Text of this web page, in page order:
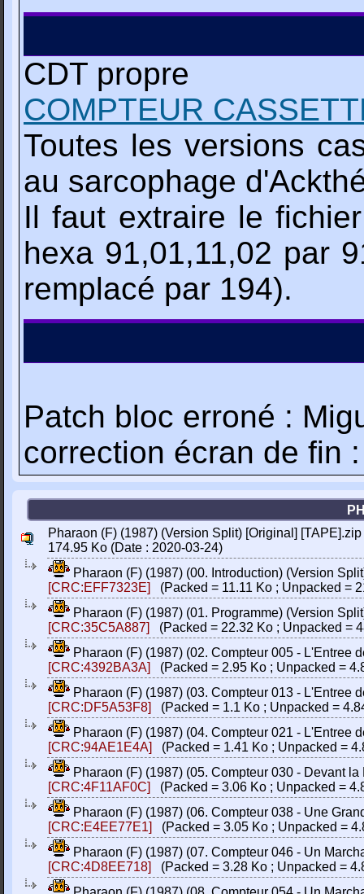
CDT propre
COMPTEUR
Toutes les versions
au sarcophage
Il faut extraire le
hexa 91,01,11,02 par
remplacé par 194).
Patch bloc erroné :
correction écran de fin
Pharaon (F) (1987) (Version Split) [Original] [TAPE].zip
174.95 Ko (Date : 2020-03-24)
Pharaon (F) (1987) (00. Introduction) (Version
[CRC:EFF7323E]
(Packed = 11.11 Ko ; Unpacked =
Pharaon (F) (1987) (01. Programme) (Version
[CRC:35C5A887]
(Packed = 22.32 Ko ; Unpacked =
Pharaon (F) (1987) (02. Compteur 005 - L'Entree
[CRC:4392BA3A]
(Packed = 2.95 Ko ; Unpacked =
Pharaon (F) (1987) (03. Compteur 013 - L'Entree
[CRC:DF5A53F8]
(Packed = 1.1 Ko ; Unpacked =
Pharaon (F) (1987) (04. Compteur 021 - L'Entree
[CRC:94AE1E4A]
(Packed = 1.41 Ko ; Unpacked =
Pharaon (F) (1987) (05. Compteur 030 - Devant
[CRC:4F11AF0C]
(Packed = 3.06 Ko ; Unpacked =
Pharaon (F) (1987) (06. Compteur 038 - Une
[CRC:E4EE77E1]
(Packed = 3.05 Ko ; Unpacked =
Pharaon (F) (1987) (07. Compteur 046 - Un
[CRC:4D8EE718]
(Packed = 3.28 Ko ; Unpacked =